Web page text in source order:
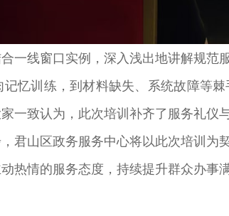
线窗口实例，深入浅出地讲解规范
忆训练，到材料缺失、系统故障等
一致认为，此次培训补齐了服务礼仪
山区政务服务中心将以此次培训为
热情的服务态度，持续提升群众办